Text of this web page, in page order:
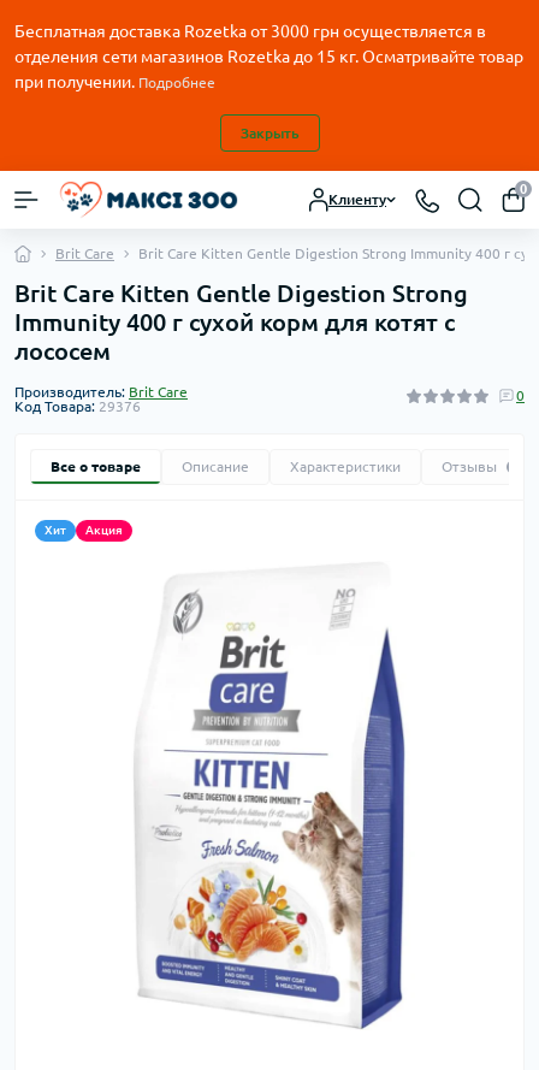
Бесплатная доставка Rozetka от3000 грн осуществляется в
отделения сети магазинов Rozetka до 15 кг. Осматривайте товар
при получении. Подробнее
Закрыть
Клиенту
0
Brit Care Brit Care Kitten Gentle Digestion Strong Immunity 400 г
Brit Care Kitten Gentle Digestion Strong
Immunity 400 г сухой корм для котят с
лососем
Производитель: Brit Care
Код Товара: 29376
0
Все о товаре Описание Характеристики Отзывы
Хит Акция